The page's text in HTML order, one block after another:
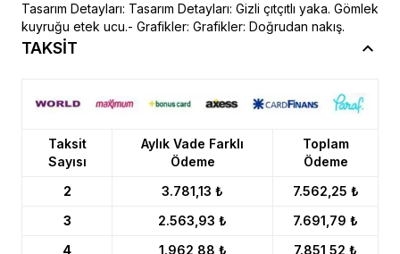
Tasarım Detayları: Tasarım Detayları: Gizli çıtçıtlı yaka. Gömlek
kuyruğu etek ucu.- Grafikler: Grafikler: Doğrudan nakış.
TAKSİT
Taksit
Sayısı
Aylık Vade Farklı
Ödeme
Toplam
Ödeme
2
3.781,13 ₺
7.562,25 ₺
3
2.563,93 ₺
7.691,79 ₺
4
1.962,88 ₺
7.851,52 ₺